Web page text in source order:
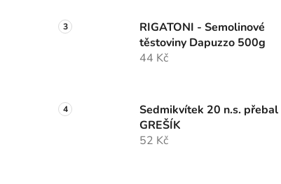
RIGATONI - Semolinové
těstoviny Dapuzzo 500g
44 Kč
Sedmikvítek 20 n.s. přebal
GREŠÍK
52 Kč